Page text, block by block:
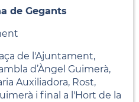
de Gegants
de l'Ajuntament,
d’Àngel Guimerà,
Auxiliadora, Rost,
i final a l'Hort de la